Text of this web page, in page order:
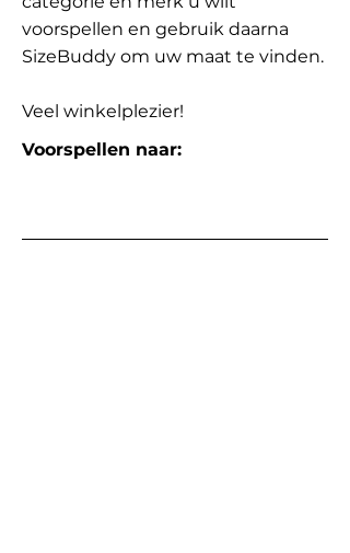
voorspellen en gebruik daarna
SizeBuddy om uw maat te vinden.
Veel winkelplezier!
Voorspellen naar: